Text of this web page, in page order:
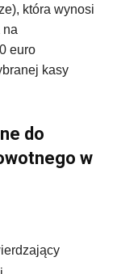
która wynosi
na
euro
kasy
do
w